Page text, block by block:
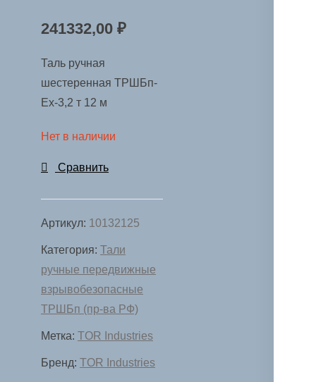
241332,00 ₽
Таль ручная
шестеренная ТРШБп-
Ех-3,2 т 12 м
Нет в наличии
Сравнить
Артикул: 10132125
Категория: Тали
ручные передвижные
взрывобезопасные
ТРШБп (пр-ва РФ)
Метка: TOR Industries
Бренд: TOR Industries